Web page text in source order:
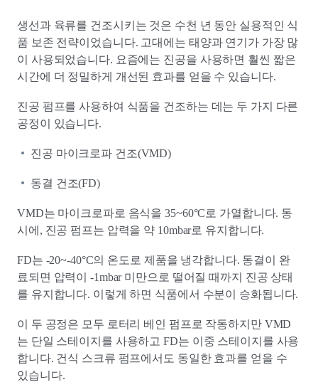
생선과 육류를 건조시키는 것은 수천 년 동안 실용적인 식
품 보존 전략이었습니다. 고대에는 태양과 연기가 가장 많
이 사용되었습니다. 요즘에는 진공을 사용하면 훨씬 짧은
시간에 더 정밀하게 개선된 효과를 얻을 수 있습니다.
진공 펌프를 사용하여 식품을 건조하는 데는 두 가지 다른
공정이 있습니다.
진공 마이크로파 건조(VMD)
동결 건조(FD)
VMD는 마이크로파로 음식을 35~60°C로 가열합니다. 동
시에, 진공 펌프는 압력을 약 10mbar로 유지합니다.
FD는 -20~-40°C의 온도로 제품을 냉각합니다. 동결이 완
료되면 압력이 -1mbar 미만으로 떨어질 때까지 진공 상태
를 유지합니다. 이렇게 하면 식품에서 수분이 승화됩니다.
이 두 공정은 모두 로터리 베인 펌프로 작동하지만 VMD
는 단일 스테이지를 사용하고 FD는 이중 스테이지를 사용
합니다. 건식 스크류 펌프에서도 동일한 효과를 얻을 수
있습니다.